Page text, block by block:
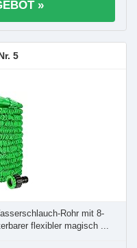
»
5
Rohr mit 8-
flexibler magisch ...